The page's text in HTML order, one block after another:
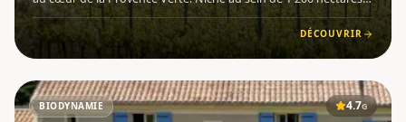
de nature préservée , dont 110 hectares de vignes cultivées en
agriculture biologique , il offre un cadre excepti
DÉCOUVRIR
BIODYNAMIE 4.7G